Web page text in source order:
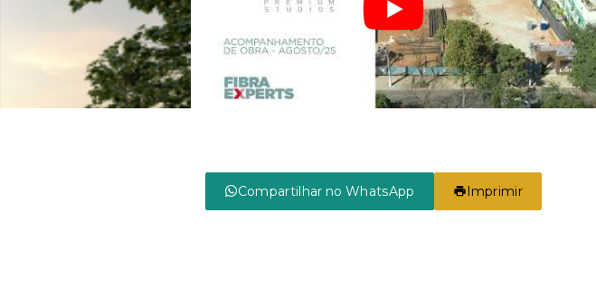
Compartilhar no WhatsApp Imprimir